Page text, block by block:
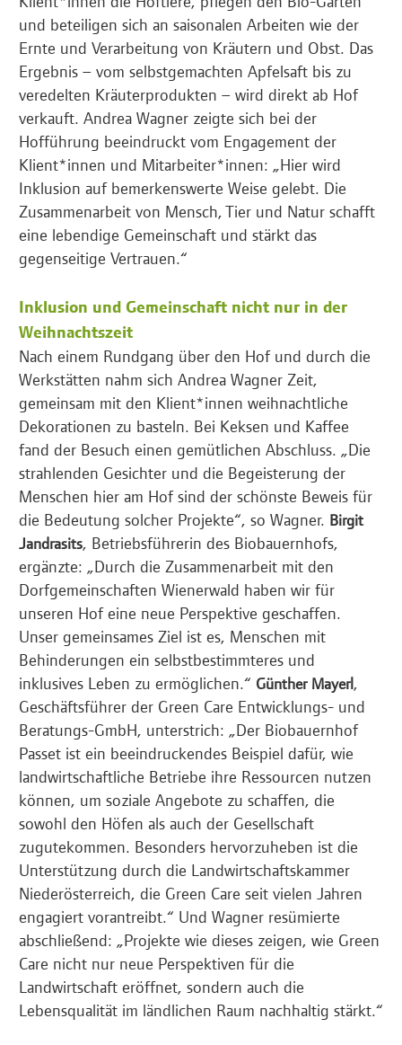
und beteiligen sich an saisonalen Arbeiten wie der
Ernte und Verarbeitung von Kräutern und Obst. Das
Ergebnis – vom selbstgemachten Apfelsaft bis zu
veredelten Kräuterprodukten – wird direkt ab Hof
verkauft. Andrea Wagner zeigte sich bei der
Hofführung beeindruckt vom Engagement der
Klient*innen und Mitarbeiter*innen: „Hier wird
Inklusion auf bemerkenswerte Weise gelebt. Die
Zusammenarbeit von Mensch, Tier und Natur schafft
eine lebendige Gemeinschaft und stärkt das
gegenseitige Vertrauen.“
Inklusion und Gemeinschaft nicht nur in der
Weihnachtszeit
Nach einem Rundgang über den Hof und durch die
Werkstätten nahm sich Andrea Wagner Zeit,
gemeinsam mit den Klient*innen weihnachtliche
Dekorationen zu basteln. Bei Keksen und Kaffee
fand der Besuch einen gemütlichen Abschluss. „Die
strahlenden Gesichter und die Begeisterung der
Menschen hier am Hof sind der schönste Beweis für
die Bedeutung solcher Projekte“, so Wagner. Birgit
Jandrasits, Betriebsführerin des Biobauernhofs,
ergänzte: „Durch die Zusammenarbeit mit den
Dorfgemeinschaften Wienerwald haben wir für
unseren Hof eine neue Perspektive geschaffen.
Unser gemeinsames Ziel ist es, Menschen mit
Behinderungen ein selbstbestimmteres und
inklusives Leben zu ermöglichen.“ Günther Mayerl,
Geschäftsführer der Green Care Entwicklungs- und
Beratungs-GmbH, unterstrich: „Der Biobauernhof
Passet ist ein beeindruckendes Beispiel dafür, wie
landwirtschaftliche Betriebe ihre Ressourcen nutzen
können, um soziale Angebote zu schaffen, die
sowohl den Höfen als auch der Gesellschaft
zugutekommen. Besonders hervorzuheben ist die
Unterstützung durch die Landwirtschaftskammer
Niederösterreich, die Green Care seit vielen Jahren
engagiert vorantreibt.“ Und Wagner resümierte
abschließend: „Projekte wie dieses zeigen, wie Green
Care nicht nur neue Perspektiven für die
Landwirtschaft eröffnet, sondern auch die
Lebensqualität im ländlichen Raum nachhaltig stärkt.“